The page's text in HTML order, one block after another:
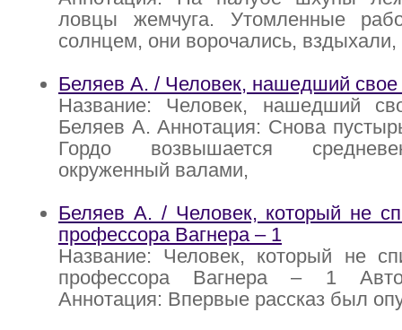
ловцы жемчуга. Утомленные
солнцем, они ворочались, вздыхали,
Беляев А. / Человек, нашедший свое
Название: Человек, нашедший
Беляев А. Аннотация: Снова
Гордо возвышается
окруженный валами,
Беляев А. / Человек, который не
профессора Вагнера – 1
Название: Человек, который не
профессора Вагнера – 1
Аннотация: Впервые рассказ был